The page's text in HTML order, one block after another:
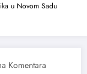
u Novom Sadu